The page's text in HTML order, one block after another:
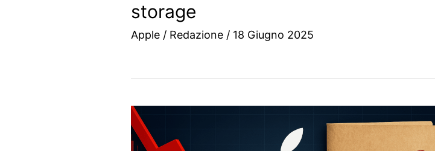
storage
Apple / Redazione / 18 Giugno 2025